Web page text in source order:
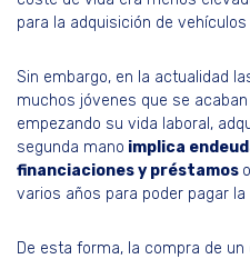
para la adquisición de
Sin embargo, en la actualidad
muchos jóvenes que se
empezando su vida laboral,
segunda mano implica
financiaciones y préstamos
varios años para poder pagar la
De esta forma, la compra de